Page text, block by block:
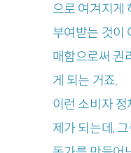
으로 여겨지게
부여받는 것이
매함으로써 권
게 되는 거죠.
이런 소비자
제가 되는데,